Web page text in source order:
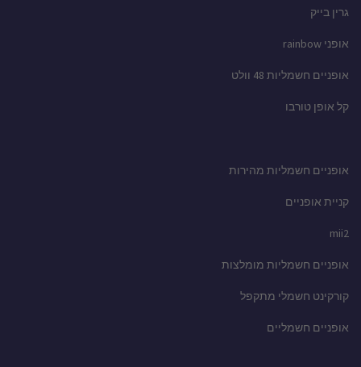
גרין בייק
אופני rainbow
אופניים חשמליות 48 וולט
קל אופן טורבו
אופניים חשמליות מהירות
קניית אופניים
mii2
אופניים חשמליות מומלצות
קורקינט חשמלי מתקפל
אופניים חשמליים